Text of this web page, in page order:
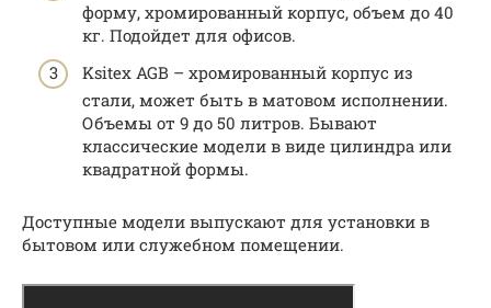
форму, хромированный корпус, объем до 40
кг. Подойдет для офисов.
Ksitex AGB – хромированный корпус из
стали, может быть в матовом исполнении.
Объемы от 9 до 50 литров. Бывают
классические модели в виде цилиндра или
квадратной формы.
Доступные модели выпускают для установки в
бытовом или служебном помещении.